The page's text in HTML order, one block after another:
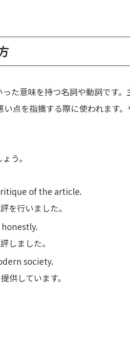
た意味を持つ名詞や動詞です
点を指摘する際に使われます
う。
of the article.
を行いました。
しました。
society.
供しています。